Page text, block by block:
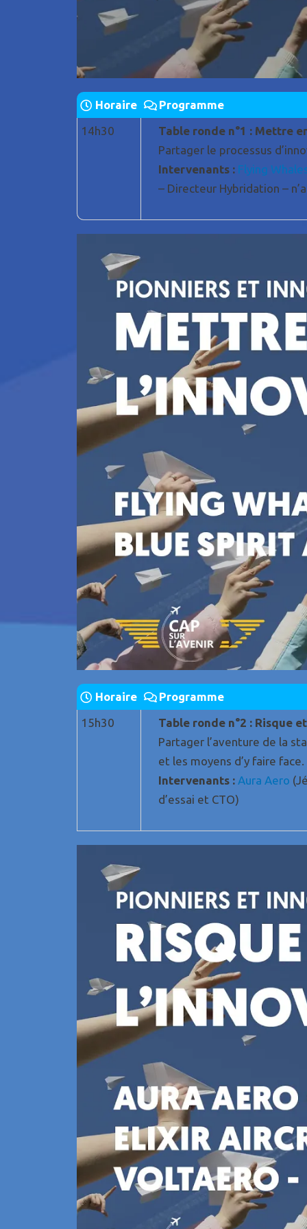
Horaire
Programme
14h30
Table ronde n°1 : Mettre
Partager le processus
Intervenants : Flying
– Directeur Hybridation –
Horaire
Programme
15h30
Table ronde n°2 : Risque
Partager l’aventure de la
et les moyens d’y faire face.
Intervenants : Aura Aero
d’essai et CTO)